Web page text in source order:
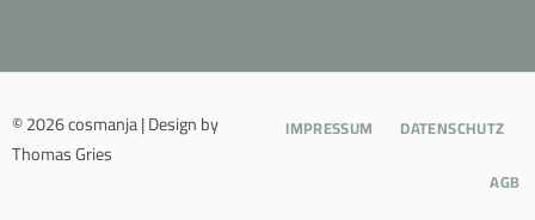
© 2026 cosmanja | Design by
Thomas Gries
IMPRESSUM
DATENSCHUTZ
AGB